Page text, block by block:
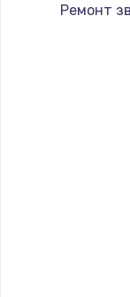
Ремонт
Ремонт